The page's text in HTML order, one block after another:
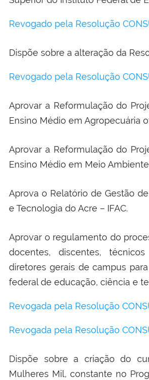
Revogado pela Resolução
Dispõe sobre a alteração da
Revogado pela Resolução
Aprovar a Reformulação do
Ensino Médio em Agropecuária
Aprovar a Reformulação do
Ensino Médio em Meio
Aprova o Relatório de Gestão
e Tecnologia do Acre – IFAC.
Aprovar o regulamento do
docentes, discentes,
diretores gerais de campus
federal de educação, ciência e
Revogada pela Resolução
Revogada pela Resolução
Dispõe sobre a criação do
Mulheres Mil, constante no